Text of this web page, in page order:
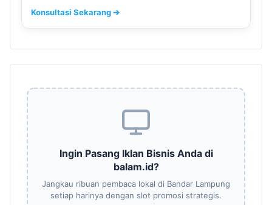
Konsultasi Sekarang ➔
Ingin Pasang Iklan Bisnis Anda di
balam.id?
Jangkau ribuan pembaca lokal di Bandar Lampung
setiap harinya dengan slot promosi strategis.